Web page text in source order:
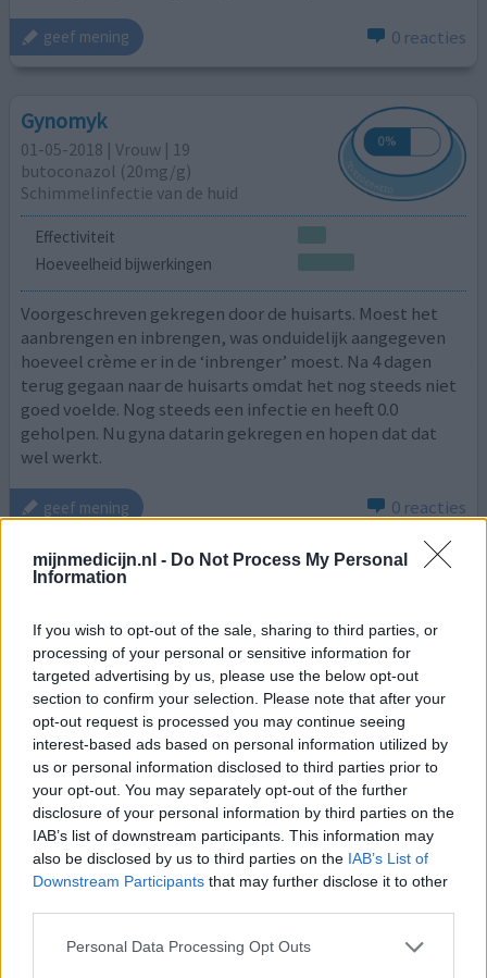
mijnmedicijn.nl - Do Not Process My Personal
Information
If you wish to opt-out of the sale, sharing to third parties, or
processing of your personal or sensitive information for
targeted advertising by us, please use the below opt-out
section to confirm your selection. Please note that after your
opt-out request is processed you may continue seeing
interest-based ads based on personal information utilized by
us or personal information disclosed to third parties prior to
your opt-out. You may separately opt-out of the further
disclosure of your personal information by third parties on the
IAB’s list of downstream participants. This information may
also be disclosed by us to third parties on the IAB’s List of
Downstream Participants that may further disclose it to other
Personal Data Processing Opt Outs
geef mening 0 reacties
Gynomyk
01-05-2018 | Vrouw | 19
butoconazol (20mg/g)
Schimmelinfectie van de huid
Effectiviteit
Hoeveelheid bijwerkingen
Voorgeschreven gekregen door de huisarts. Moest het
aanbrengen en inbrengen, was onduidelijk aangegeven
hoeveel crème er in de ‘inbrenger’ moest. Na 4 dagen
terug gegaan naar de huisarts omdat het nog steeds niet
goed voelde. Nog steeds een infectie en heeft 0.0
geholpen. Nu gyna datarin gekregen en hopen dat dat
wel werkt.
geef mening 0 reacties
Gynomyk
14-03-2018 | Vrouw | 20
butoconazol (20mg/g)
Vaginale schimmelinfectie
Effectiviteit
Hoeveelheid bijwerkingen
Ik gebruik dit product nooit weer, wat een pijn! Ik bracht
(op advies van de dokter) het ‘s avonds voor het slapen
gaan uitwendig aan. Na enkele secondes begon het
ontzettend te branden en te jeuken! Het werd nog 20
keer zo erg na een tijdje, ik lag te huilen van de pijn. Dit